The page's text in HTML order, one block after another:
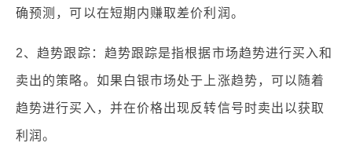
确预测，可以在短期内赚取差价利润。
2、趋势跟踪：趋势跟踪是指根据市场趋势进行买入和
卖出的策略。如果白银市场处于上涨趋势，可以随着
趋势进行买入，并在价格出现反转信号时卖出以获取
利润。